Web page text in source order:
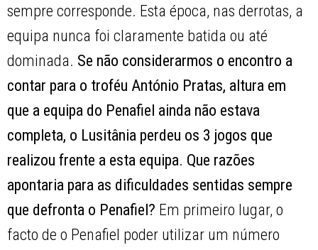
sempre corresponde. Esta época, nas derrotas, a
equipa nunca foi claramente batida ou até
dominada. Se não considerarmos o encontro a
contar para o troféu António Pratas, altura em
que a equipa do Penafiel ainda não estava
completa, o Lusitânia perdeu os 3 jogos que
realizou frente a esta equipa. Que razões
apontaria para as dificuldades sentidas sempre
que defronta o Penafiel? Em primeiro lugar, o
facto de o Penafiel poder utilizar um número